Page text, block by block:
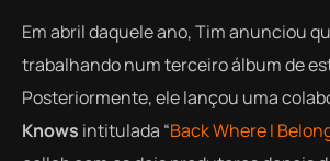
Em abril daquele ano, Tim anunciou
trabalhando num terceiro álbum de
Posteriormente, ele lançou uma
Knows intitulada “Back Where I